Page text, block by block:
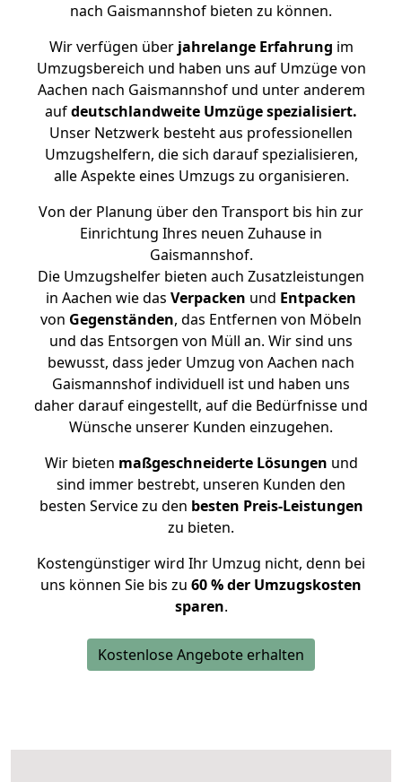
nach Gaismannshof bieten zu können.
Wir verfügen überjahrelange Erfahrung im
Umzugsbereich und haben uns auf Umzüge von
Aachen nach Gaismannshof und unter anderem
aufdeutschlandweite Umzüge spezialisiert.
Unser Netzwerk besteht aus professionellen
Umzugshelfern, die sich darauf spezialisieren,
alle Aspekte eines Umzugs zu organisieren.
Von der Planung über den Transport bis hin zur
Einrichtung Ihres neuen Zuhause in
Gaismannshof.
Die Umzugshelfer bieten auch Zusatzleistungen
in Aachen wie das Verpacken und Entpacken
von Gegenständen, das Entfernen von Möbeln
und das Entsorgen von Müll an. Wir sind uns
bewusst, dass jeder Umzug von Aachen nach
Gaismannshof individuell ist und haben uns
daher darauf eingestellt, auf die Bedürfnisse und
Wünsche unserer Kunden einzugehen.
Wir bieten maßgeschneiderte Lösungen und
sind immer bestrebt, unseren Kunden den
besten Service zu den besten Preis-Leistungen
zu bieten.
Kostengünstiger wird Ihr Umzug nicht, denn bei
uns können Sie bis zu 60 % der Umzugskosten
sparen.
Kostenlose Angebote erhalten